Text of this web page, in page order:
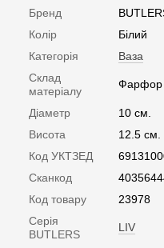
Бренд
Колір
Білий
Категорія
Ваза
Склад
матеріалу
Фарфор
Діаметр
10 см.
Висота
12.5 см.
Код УКТЗЕД
Сканкод
Код товару
23978
Серія
BUTLERS
LIV